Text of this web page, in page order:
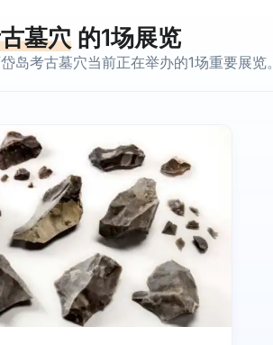
墓穴 的1场展览
岛考古墓穴当前正在举办的1场重要展览。